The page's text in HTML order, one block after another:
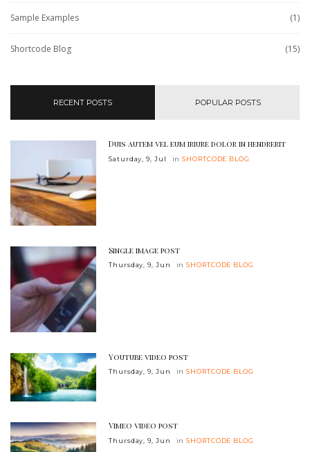
Sample Examples (1)
Shortcode Blog (15)
RECENT POSTS POPULAR POSTS
Duis autem vel eum iriure dolor in hendrerit
Saturday, 9, Jul inSHORTCODE BLOG
Single image post
Thursday, 9, Jun inSHORTCODE BLOG
Youtube video post
Thursday, 9, Jun inSHORTCODE BLOG
Vimeo video post
Thursday, 9, Jun inSHORTCODE BLOG